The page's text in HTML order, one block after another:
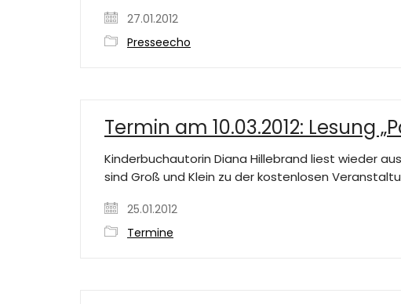
27.01.2012
Presseecho
Termin am 10.03.2012: Lesung
Kinderbuchautorin Diana Hillebrand liest wieder
sind Groß und Klein zu der kostenlosen
25.01.2012
Termine